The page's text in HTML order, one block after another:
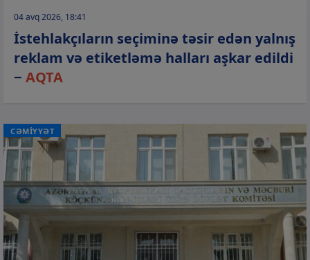
04 avq 2026, 18:41
İstehlakçıların seçiminə təsir edən yalnış
reklam və etiketləmə halları aşkar edildi
− AQTA
CƏMİYYƏT